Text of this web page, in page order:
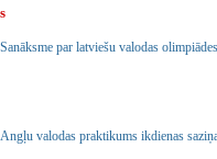
Sanāksme par latviešu valodas
Angļu valodas praktikums ikdienas